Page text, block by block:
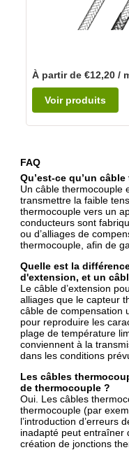
À partir de €12,20 /
Voir produits
FAQ
Qu’est-ce qu’un
Un câble thermocouple
transmettre la faible
thermocouple vers un
conducteurs sont
ou d’alliages de
thermocouple, afin de
Quelle est la
d'extension, et un
Le câble d’extension
alliages que le capteur
câble de compensation
pour reproduire les
plage de température
conviennent à la
dans les conditions
Les câbles
de thermocouple ?
Oui. Les câbles
thermocouple (par
l’introduction d’erreurs
inadapté peut entraîner
création de jonctions